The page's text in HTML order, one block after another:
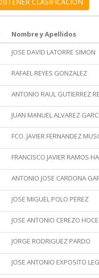
Nombre y Apellidos
JOSE DAVID LATORRE SIMON
RAFAEL REYES GONZALEZ
ANTONIO RAUL GUTIERREZ
JUAN MANUEL ALVAREZ
FCO. JAVIER FERNANDEZ
FRANCISCO JAVIER RAMOS
ANTONIO JOSE CARDONA
JOSE MIGUEL POLO PEREZ
JOSE ANTONIO CEREZO
JORGE RODRIGUEZ PARDO
JOSE ANTONIO EXPOSITO